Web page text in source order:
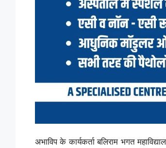
अभाविप के कार्यकर्ता बलिराम भगत